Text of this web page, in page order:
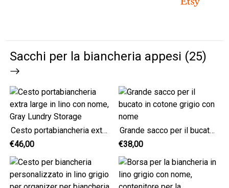
Sacchi per la biancheria appesi (25)
Cesto portabiancheria extra large in lino con nome, Gray Lundry Storage
€46,00
Grande sacco per il bucato in cotone grigio con nome
€38,00